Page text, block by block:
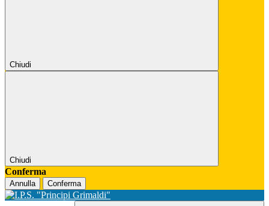
Chiudi
Chiudi
Conferma
Annulla Conferma